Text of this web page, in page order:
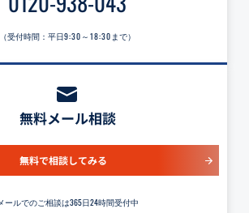
（受付時間：平日9:30～18:30 まで）
無料メール相談
無料で相談してみる
メールでのご相談は365日24時間受付中